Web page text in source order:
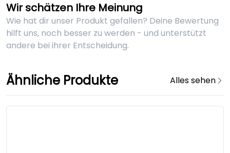
Wir schätzen Ihre Meinung
Wie hat dir unser Produkt gefallen? Deine Bewertung
hilft uns, noch besser zu werden - und unterstützt
andere bei ihrer Entscheidung.
Ähnliche Produkte Alles sehen